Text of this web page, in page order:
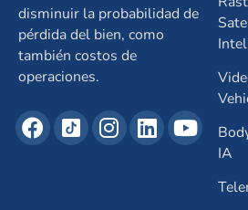
disminuir la probabilidad de
pérdida del bien, como
también costos de
operaciones.
IA